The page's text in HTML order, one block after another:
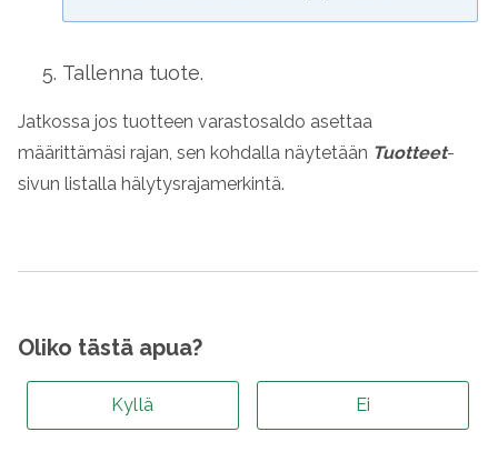
Tallenna tuote.
Jatkossa jos tuotteen varastosaldo asettaa
määrittämäsi rajan, sen kohdalla näytetään Tuotteet-
sivun listalla hälytysrajamerkintä.
Oliko tästä apua?
Kyllä Ei